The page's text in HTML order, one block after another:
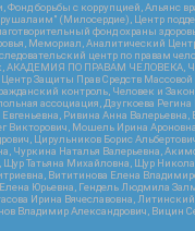
Фонд борьбы с коррупцией,
(Милосердие), Центр
фонд охраны
Мемориал, Аналитический
центр по правам
АКАДЕМИЯ ПО ПРАВАМ ЧЕЛОВЕКА,
Защиты Прав Средств
контроль, Человек и
ассоциация, Дзугкоева Регина
Ривина Анна
Викторович, Мошель Ирина
Цирульников Борис
Наталья Валерьевна,
Щур Татьяна Михайловна, Щур
Вититинова Елена
Юрьевна, Гендель Людмила
Ирина Вячеславовна,
Владимир Александрович, Вицин